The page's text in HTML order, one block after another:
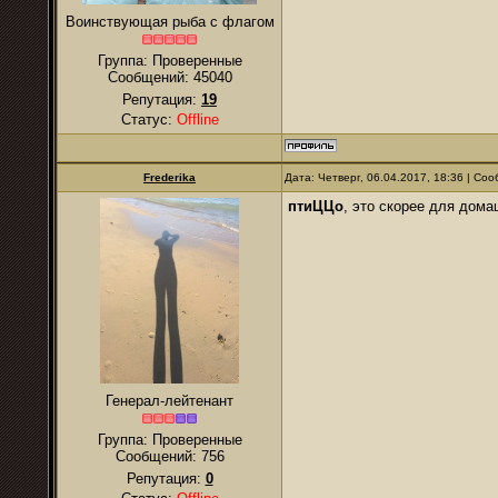
Воинствующая рыба с флагом
Группа: Проверенные
Сообщений: 45040
Репутация: 19
Статус: Offline
Frederika Дата: Четверг, 06.04.2017, 18:36 |
Генерал-лейтенант
Группа: Проверенные
Сообщений: 756
Репутация: 0
птиЦЦо, это скорее для